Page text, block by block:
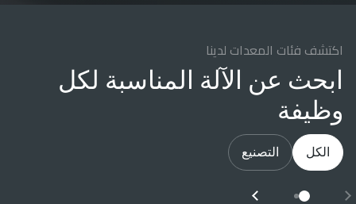
اكتشف فئات المعدات لدينا
ابحث عن الآلة المناسبة لكل
وظيفة
الكل التصنيع